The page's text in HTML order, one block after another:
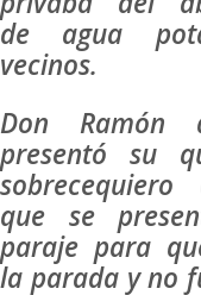
de agua
vecinos.
Don Ramón
presentó su
que se
paraje para
la parada y no